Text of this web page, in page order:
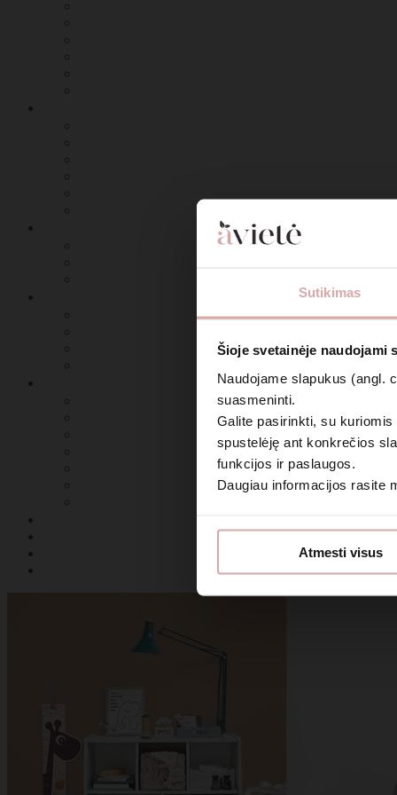
Sutikimas
Šioje svetainėje naudojami
Naudojame slapukus (angl.
suasmeninti.
Galite pasirinkti, su
spustelėję ant konkrečios
funkcijos ir paslaugos.
Daugiau informacijos rasite
Atmesti visus
Daugiau